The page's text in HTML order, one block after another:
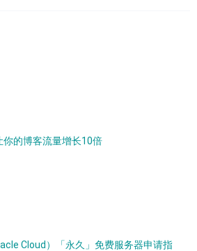
你的博客流量增长10倍
Cloud）「永久」免费服务器申请指